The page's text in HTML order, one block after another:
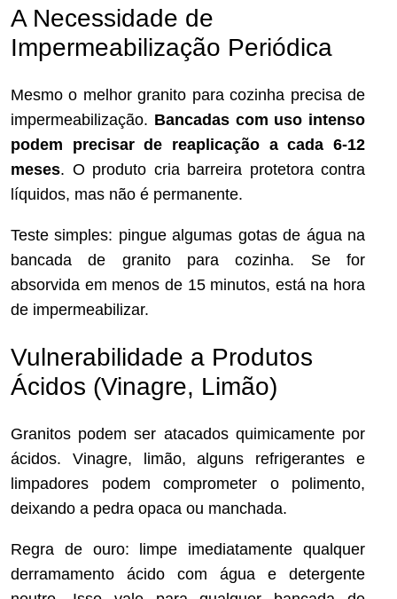
A Necessidade de
Impermeabilização Periódica
Mesmo o melhor granito para cozinha precisa de
impermeabilização. Bancadas com uso intenso
podem precisar de reaplicação a cada 6-12
meses. O produto cria barreira protetora contra
líquidos, mas não é permanente.
Teste simples: pingue algumas gotas de água na
bancada de granito para cozinha. Se for
absorvida em menos de 15 minutos, está na hora
de impermeabilizar.
Vulnerabilidade a Produtos
Ácidos (Vinagre, Limão)
Granitos podem ser atacados quimicamente por
ácidos. Vinagre, limão, alguns refrigerantes e
limpadores podem comprometer o polimento,
deixando a pedra opaca ou manchada.
Regra de ouro: limpe imediatamente qualquer
derramamento ácido com água e detergente